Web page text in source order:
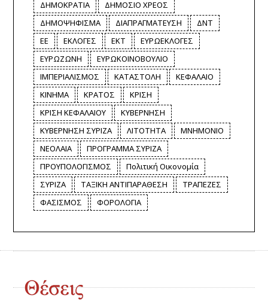
ΔΗΜΟΚΡΑΤΙΑ
ΔΗΜΟΣΙΟ ΧΡΕΟΣ
ΔΗΜΟΨΗΦΙΣΜΑ
ΔΙΑΠΡΑΓΜΑΤΕΥΣΗ
ΔΝΤ
ΕΕ
ΕΚΛΟΓΕΣ ΕΚΤ
ΕΥΡΩΕΚΛΟΓΕΣ
ΕΥΡΩΖΩΝΗ
ΕΥΡΩΚΟΙΝΟΒΟΥΛΙΟ
ΙΜΠΕΡΙΑΛΙΣΜΟΣ
ΚΑΤΑΣΤΟΛΗ
ΚΕΦΑΛΑΙΟ
ΚΙΝΗΜΑ
ΚΡΑΤΟΣ
ΚΡΙΣΗ
ΚΡΙΣΗ ΚΕΦΑΛΑΙΟΥ
ΚΥΒΕΡΝΗΣΗ
ΚΥΒΕΡΝΗΣΗ ΣΥΡΙΖΑ
ΛΙΤΟΤΗΤΑ
ΜΝΗΜΟΝΙΟ
ΝΕΟΛΑΙΑ
ΠΡΟΓΡΑΜΜΑ ΣΥΡΙΖΑ
ΠΡΟΥΠΟΛΟΓΙΣΜΟΣ
Πολιτική Οικονομία
ΣΥΡΙΖΑ
ΤΑΞΙΚΗ ΑΝΤΙΠΑΡΑΘΕΣΗ
ΤΡΑΠΕΖΕΣ
ΦΑΣΙΣΜΟΣ
ΦΟΡΟΛΟΓΙΑ